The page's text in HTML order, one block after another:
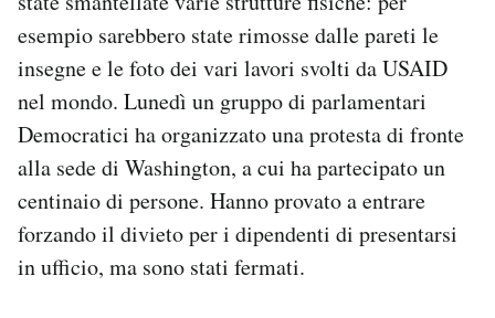
esempio sarebbero state rimosse dalle pareti le
insegne e le foto dei vari lavori svolti da USAID
nel mondo. Lunedì un gruppo di parlamentari
Democratici ha organizzato una protesta di fronte
alla sede di Washington, a cui ha partecipato un
centinaio di persone. Hanno provato a entrare
forzando il divieto per i dipendenti di presentarsi
in ufficio, ma sono stati fermati.